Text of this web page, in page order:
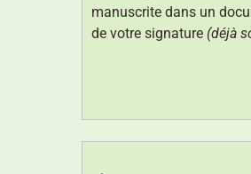
manuscrite dans un
de votre signature (déjà